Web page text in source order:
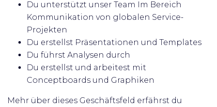
Du unterstützt unser Team Im Bereich
Kommunikation von globalen Service-
Projekten
Du erstellst Präsentationen und Templates
Du führst Analysen durch
Du erstellst und arbeitest mit
Conceptboards und Graphiken
Mehr über dieses Geschäftsfeld erfährst du